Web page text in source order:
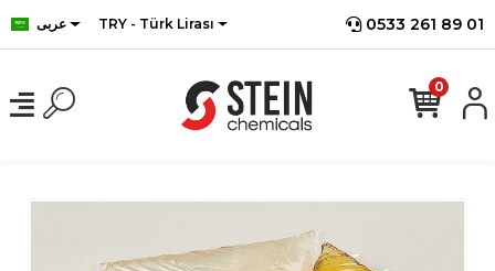
عربى TRY - Türk Lirası 0533 261 89 01
0